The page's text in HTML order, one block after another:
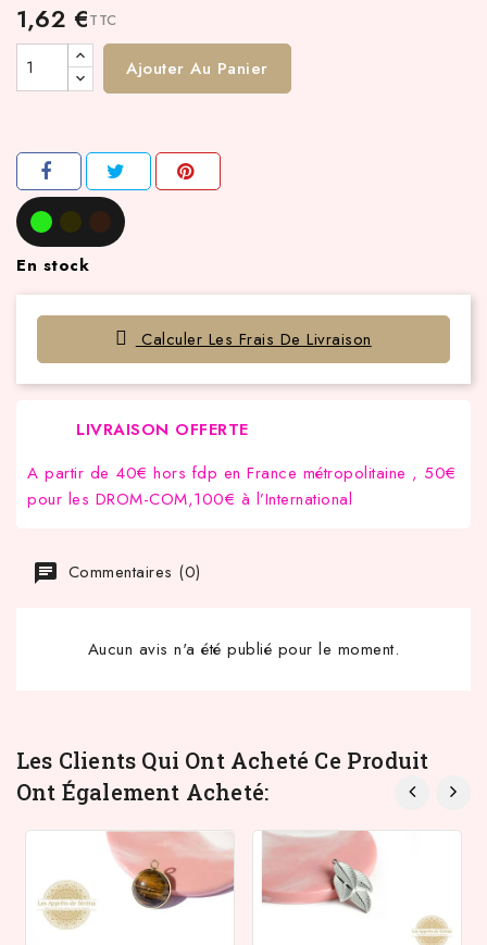
1,62 €TTC
Ajouter Au Panier
En stock
Calculer Les Frais De Livraison
LIVRAISON OFFERTE
A partir de 40€ hors fdp en France métropolitaine , 50€
pour les DROM-COM,100€ à l’International
Commentaires (0)
Aucun avis n'a été publié pour le moment.
Les Clients Qui Ont Acheté Ce Produit
Ont Également Acheté: